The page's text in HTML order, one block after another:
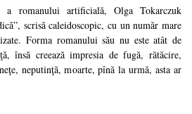
a romanului artificială, Olga Tokarczuk
scrisă caleidoscopic, cu un număr mare
Forma romanului său nu este atât de
însă creează impresia de fugă, rătăcire,
neputinţă, moarte, pînă la urmă, asta ar